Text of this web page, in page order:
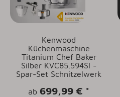
Kenwood
Küchenmaschine
Titanium Chef Baker
Silber KVC85.594SI -
Spar-Set Schnitzelwerk
ab 699,99 € *